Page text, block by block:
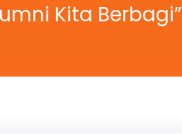
Kita Berbagi”